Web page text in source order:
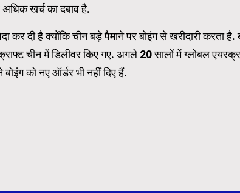
खर्च का दबाव है.
दी है क्योंकि चीन बड़े पैमाने पर बोइंग से खरीदारी करता है.
चीन में डिलीवर किए गए. अगले 20 सालों में ग्लोबल
को नए ऑर्डर भी नहीं दिए हैं.